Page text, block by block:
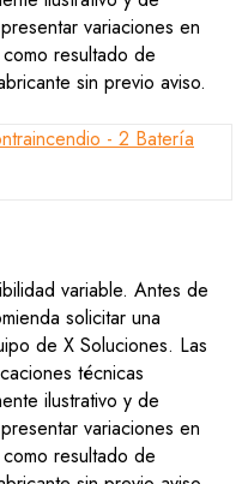
variaciones en
resultado de
sin previo aviso.
variable. Antes de
solicitar una
de X Soluciones. Las
técnicas
ilustrativo y de
variaciones en
resultado de